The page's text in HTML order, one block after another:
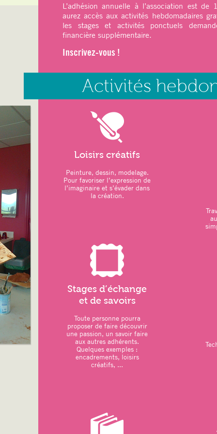
ATELIERS DU MOIS:
–Art thérapie : Modelage
– Jeux de Société
–
Repas de Noël participatif des
–Vacances scolaires :
26 novembre 2025
Novembre 2025
–Art thérapie: Modelage
–Sports
–dessin/peinture
vannerie
–couture
11 octobre 2025
Octobre 2025
ATELIERS DU MOIS
–Art thérapie: Modelage
–Sports: Pilates – Qi Gong
. une séance de Qi Gong prévue en
. Atelier artistique animé par
L’adhésion annuelle à l’association est
aurez accès aux activités hebdomadaires
les stages et activités ponctuels
financière supplémentaire.
Inscrivez-vous !
Activités
Loisirs créatifs
Peinture, dessin, modelage.
Pour favoriser l’expression de
l’imaginaire et s’évader dans
la création.
Stages d’échange
et de savoirs
Toute personne pourra
proposer de faire découvrir
une passion, un savoir faire
aux autres adhérents.
Quelques exemples :
encadrements, loisirs
créatifs, ...